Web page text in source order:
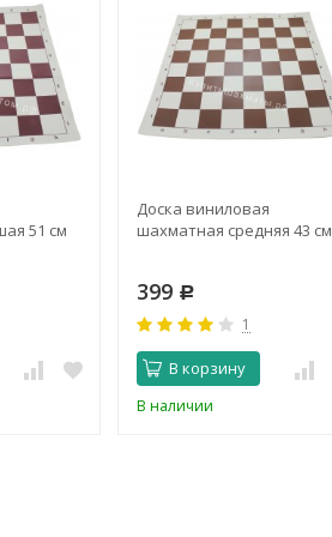
51 см
Доска виниловая
шахматная средняя 43 см
399 Р
1
В корзину
В наличии